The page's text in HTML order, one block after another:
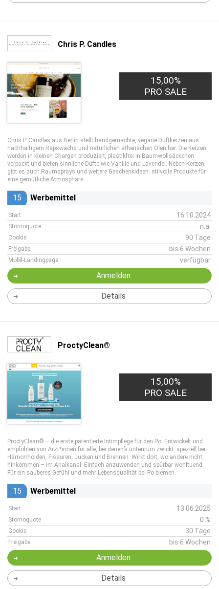
Chris P. Candles
15,00%
PRO SALE
Chris P. Candles aus Berlin stellt handgemachte, vegane Duftkerzen aus
nachhaltigem Rapswachs und natürlichen ätherischen Ölen her. Die Kerzen
werden in kleinen Chargen produziert, plastikfrei in Baumwollsäckchen
verpackt und bieten sinnliche Düfte wie Vanille und Lavendel. Neben Kerzen
gibt es auch Raumsprays und weitere Geschenkideen: stilvolle Produkte für
eine gemütliche Atmosphäre.
15 Werbemittel
Start 16.10.2024
Stornoquote n.a.
Cookie 90 Tage
Freigabe bis 6 Wochen
Mobil-Landingpage verfügbar
Anmelden
Details
ProctyClean®
15,00%
PRO SALE
ProctyClean® – die erste patentierte Intimpflege für den Po. Entwickelt und
empfohlen von Ärzt*innen für alle, bei denen’s untenrum zwickt: speziell bei
Hämorrhoiden, Fissuren, Jucken und Brennen. Wirkt dort, wo andere nicht
hinkommen – im Analkanal. Einfach anzuwenden und spürbar wohltuend.
Für ein sauberes Gefühl und mehr Lebensqualität bei Po-blemen.
15 Werbemittel
Start 13.06.2025
Stornoquote 0 %
Cookie 30 Tage
Freigabe bis 6 Wochen
Anmelden
Details